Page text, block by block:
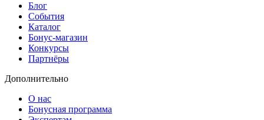
Блог
События
Каталог
Бонус-магазин
Конкурсы
Партнёры
Дополнительно
О нас
Бонусная программа